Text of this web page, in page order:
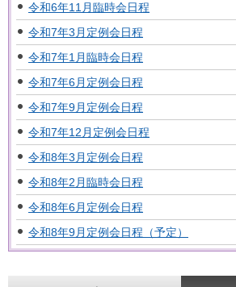
令和6年11月臨時会日程
令和7年3月定例会日程
令和7年1月臨時会日程
令和7年6月定例会日程
令和7年9月定例会日程
令和7年12月定例会日程
令和8年3月定例会日程
令和8年2月臨時会日程
令和8年6月定例会日程
令和8年9月定例会日程（予定）